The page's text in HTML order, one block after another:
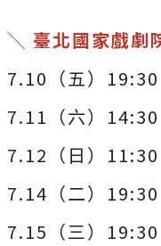
╲ 臺北國家戲劇
7.10（五）19:30
7.11（六）
7.12（日）
7.14（二）19:30
7.15（三）19:30